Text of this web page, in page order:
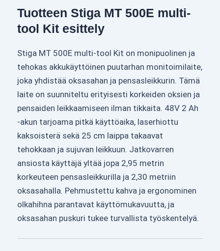
Tuotteen Stiga MT 500E multi-
tool Kit esittely
Stiga MT 500E multi-tool Kit on monipuolinen ja
tehokas akkukäyttöinen puutarhan monitoimilaite,
joka yhdistää oksasahan ja pensasleikkurin. Tämä
laite on suunniteltu erityisesti korkeiden oksien ja
pensaiden leikkaamiseen ilman tikkaita. 48V 2 Ah
-akun tarjoama pitkä käyttöaika, laserhiottu
kaksoisterä sekä 25 cm laippa takaavat
tehokkaan ja sujuvan leikkuun. Jatkovarren
ansiosta käyttäjä yltää jopa 2,95 metrin
korkeuteen pensasleikkurilla ja 2,30 metriin
oksasahalla. Pehmustettu kahva ja ergonominen
olkahihna parantavat käyttömukavuutta, ja
oksasahan puskuri tukee turvallista työskentelyä.